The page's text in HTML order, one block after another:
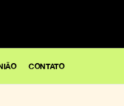
CONTATO